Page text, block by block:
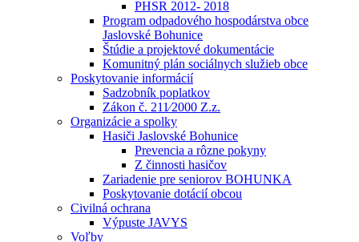
PHSR 2012- 2018
Program odpadového hospodárstva obce
Jaslovské Bohunice
Štúdie a projektové dokumentácie
Komunitný plán sociálnych služieb obce
Poskytovanie informácií
Sadzobník poplatkov
Zákon č. 211⁄2000 Z.z.
Organizácie a spolky
Hasiči Jaslovské Bohunice
Prevencia a rôzne pokyny
Z činnosti hasičov
Zariadenie pre seniorov BOHUNKA
Poskytovanie dotácií obcou
Civilná ochrana
Výpuste JAVYS
Voľby